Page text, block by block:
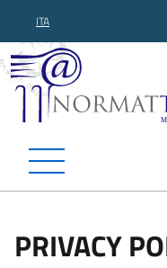
ITA
PRIVACY